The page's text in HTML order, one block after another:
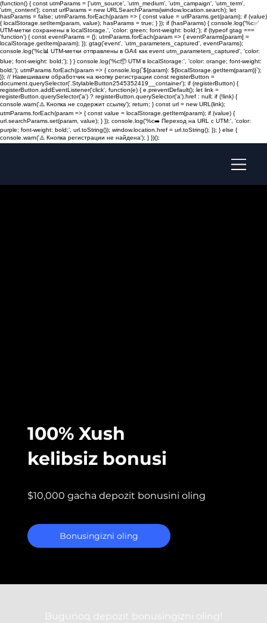
(function() { const utmParams = ['utm_source', 'utm_medium', 'utm_campaign', 'utm_term',
'utm_content']; const urlParams = new URLSearchParams(window.location.search); let
hasParams = false; utmParams.forEach(param => { const value = urlParams.get(param); if (value)
{ localStorage.setItem(param, value); hasParams = true; } }); if (hasParams) { console.log('%c✅
UTM-метки сохранены в localStorage.', 'color: green; font-weight: bold;'); if (typeof gtag ===
'function') { const eventParams = {}; utmParams.forEach(param => { eventParams[param] =
localStorage.getItem(param); }); gtag('event', 'utm_parameters_captured', eventParams);
console.log('%c📊 UTM-метки отправлены в GA4 как event utm_parameters_captured', 'color:
blue; font-weight: bold;'); } } console.log('%c📦 UTM в localStorage:', 'color: orange; font-weight:
bold;'); utmParams.forEach(param => { console.log(`${param}: ${localStorage.getItem(param)}`);
}); // Навешиваем обработчик на кнопку регистрации const registerButton =
document.querySelector('.StylableButton2545352419__container'); if (registerButton) {
registerButton.addEventListener('click', function(e) { e.preventDefault(); let link =
registerButton.querySelector('a') ? registerButton.querySelector('a').href : null; if (!link) {
console.warn('⚠️ Кнопка не содержит ссылку'); return; } const url = new URL(link);
utmParams.forEach(param => { const value = localStorage.getItem(param); if (value) {
url.searchParams.set(param, value); } }); console.log('%c➡️ Переход на URL с UTM:', 'color:
purple; font-weight: bold;', url.toString()); window.location.href = url.toString(); }); } else {
console.warn('⚠️ Кнопка регистрации не найдена'); } })();
100% Xush
kelibsiz bonusi
$10,000 gacha depozit bonusini oling
Bonusingizni oling
Bugunoq depozit bonusingizni oling!